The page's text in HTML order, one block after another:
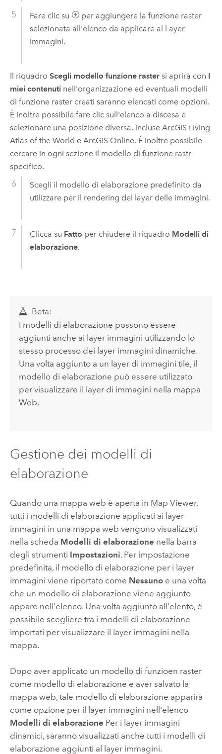
Fare clic su
per aggiungere la funzione raster
selezionata all'elenco da applicare al l ayer
immagini.
Il riquadro Scegli modello funzione rastersi aprirà con I
miei contenutinell'organizzazione ed eventuali modelli
di funzione raster creati saranno elencati come opzioni.
È inoltre possibile fare clic sull'elenco a discesa e
selezionare una posizione diversa, incluse ArcGIS Living
Atlas of the World e ArcGIS Online. È inoltre possibile
cercare in ogni sezione il modello di funzione rastr
specifico.
Scegli il modello di elaborazione predefinito da
utilizzare per il rendering del layer delle immagini.
Clicca su Fatto per chiudere il riquadro Modelli di
elaborazione.
Beta:
I modelli di elaborazione possono essere
aggiunti anche ai layer immagini utilizzando lo
stesso processo dei layer immagini dinamiche.
Una volta aggiunto a un layer di immagini tile, il
modello di elaborazione può essere utilizzato
per visualizzare il layer di immagini nella mappa
Web.
Gestione dei modelli di
elaborazione
Quando una mappa web è aperta in Map Viewer,
tutti i modelli di elaborazione applicati ai layer
immagini in una mappa web vengono visualizzati
nella scheda Modelli di elaborazione nella barra
degli strumenti Impostazioni. Per impostazione
predefinita, il modello di elaborazione per i layer
immagini viene riportato come Nessunoe una volta
che un modello di elaborazione viene aggiunto
appare nell'elenco. Una volta aggiunto all'elento, è
possibile scegliere tra i modelli di elaborazione
importati per visualizzare il layer immagini nella
mappa.
Dopo aver applicato un modello di funzioen raster
come modello di elaborazione e aver salvato la
mappa web, tale modello di elaborazione apparirà
come opzione per il layer immagini nell'elenco
Modelli di elaborazione Per i layer immagini
dinamici, saranno visualizzati anche tutti i modelli di
elaborazione aggiunti al layer immagini.